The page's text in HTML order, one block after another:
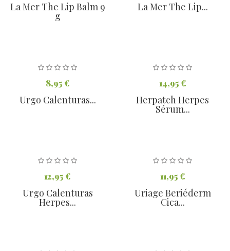
La Mer The Lip Balm 9
g
La Mer The Lip...
8,95 €
Urgo Calenturas...
14,95 €
Herpatch Herpes
Sérum...
12,95 €
Urgo Calenturas
Herpes...
11,95 €
Uriage Beriéderm
Cica...